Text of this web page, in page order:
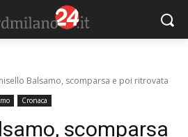
Balsamo, scomparsa e poi ritrovata
Cronaca
scomparsa